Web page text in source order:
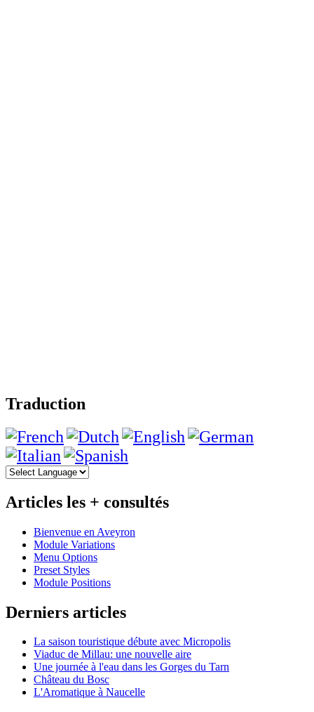
Traduction
Articles les + consultés
Bienvenue en Aveyron
Module Variations
Menu Options
Preset Styles
Module Positions
Derniers articles
La saison touristique débute avec Micropolis
Viaduc de Millau: une nouvelle aire
Une journée à l'eau dans les Gorges du Tarn
Château du Bosc
L'Aromatique à Naucelle